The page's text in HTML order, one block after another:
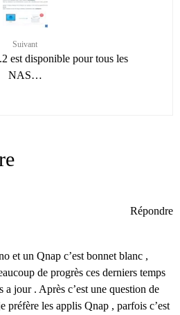
Suivant
est disponible pour tous les
NAS…
et un Qnap c’est bonnet blanc ,
de progrès ces derniers temps
jour . Après c’est une question de
préfère les applis Qnap , parfois c’est
Répondre